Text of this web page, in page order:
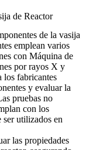
de Reactor
de la vasija
emplean varios
con Máquina de
por rayos X y
los fabricantes
y evaluar la
pruebas no
con los
ser utilizados en
las propiedades